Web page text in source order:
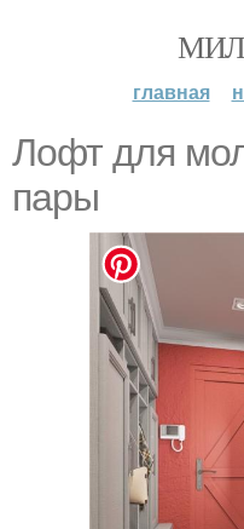
главная
Лофт для
пары